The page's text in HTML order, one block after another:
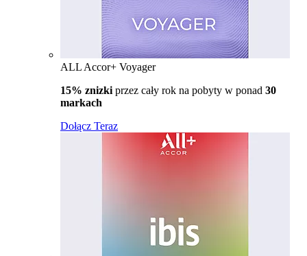
ALL Accor+ Voyager
15% znizki przez cały rok na pobyty w ponad 30
markach
Dołącz Teraz